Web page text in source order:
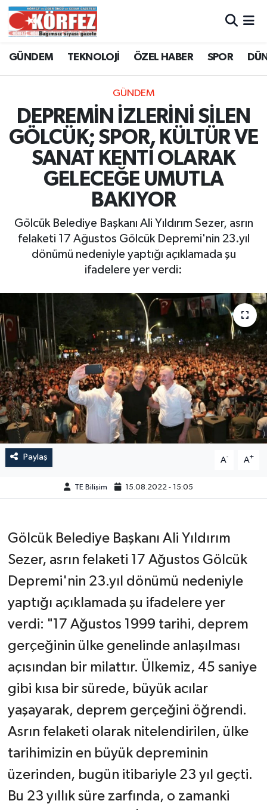
GÜNDEM TEKNOLOJİ ÖZEL HABER SPOR
GÜNDEM
DEPREMİN İZLERİNİ SİLEN
GÖLCÜK; SPOR, KÜLTÜR VE
SANAT KENTİ OLARAK
GELECEĞE UMUTLA
BAKIYOR
Gölcük Belediye Başkanı Ali Yıldırım Sezer, asrın
felaketi 17 Ağustos Gölcük Depremi'nin 23.yıl
dönümü nedeniyle yaptığı açıklamada şu
ifadelere yer verdi:
Paylaş A- A+
TE Bilişim 15.08.2022 - 15:05
Gölcük Belediye Başkanı Ali Yıldırım
Sezer, asrın felaketi 17 Ağustos Gölcük
Depremi'nin 23.yıl dönümü nedeniyle
yaptığı açıklamada şu ifadelere yer
verdi: "17 Ağustos 1999 tarihi, deprem
gerçeğinin ülke genelinde anlaşılması
açısından bir milattır. Ülkemiz, 45 saniye
gibi kısa bir sürede, büyük acılar
yaşayarak, deprem gerçeğini öğrendi.
Asrın felaketi olarak nitelendirilen, ülke
tarihimizin en büyük depreminin
üzerinden, bugün itibariyle 23 yıl geçti.
Bu 23 yıllık süre zarfında, o zamanki
Trafik Durumu
Süper Lig Puan Durumu ve Fikstür
Tüm Manşetler
Son Dakika Haberleri